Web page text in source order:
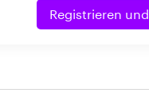
Registrieren und